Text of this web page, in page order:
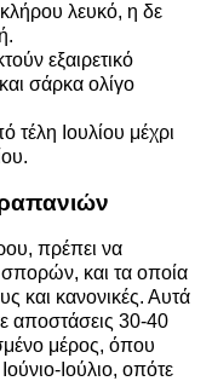
λευκό, η δε
εξαιρετικό
σάρκα ολίγο
τέλη Ιουλίου μέχρι
πρέπει να
και τα οποία
και κανονικές. Αυτά
αποστάσεις 30-40
μέρος, όπου
Ιούλιο, οπότε